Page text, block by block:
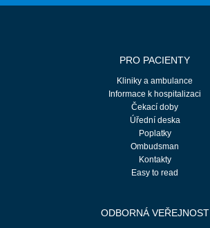
PRO PACIENTY
Kliniky a ambulance
Informace k hospitalizaci
Čekací doby
Úřední deska
Poplatky
Ombudsman
Kontakty
Easy to read
ODBORNÁ VEŘEJNOST